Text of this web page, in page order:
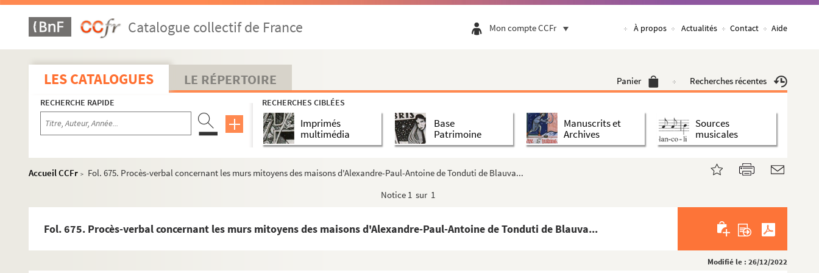
Catalogue collectif de France Mon compte CCFr À propos Actualités Contact Aide
LES CATALOGUES LE RÉPERTOIRE Panier Recherches récentes
RECHERCHE RAPIDE RECHERCHES CIBLÉES
Imprimés
multimédia
Base
Patrimoine
Manuscrits et
Archives
Sources
musicales
Accueil CCFr >
Fol. 675. Procès-verbal concernant les murs mitoyens des maisons d'Alexandre-Paul-Antoine de Tonduti de Blauva...
Notice 1 sur 1
Fol. 675. Procès-verbal concernant les murs mitoyens des maisons d'Alexandre-Paul-Antoine de Tonduti de Blauva...
Modifié le : 26/12/2022
Fol. 340. Constitution de rente par Pierre Pellegrin de Tonduti, auditeur de la Rote, à Esprit Combes
Fol. 344. Acquit du monastère Saint-Jean de Cavaillon en faveur de Pierre Pelegrin de Tonduti
Fol. 352. Vente d'une maison à Avignon, clos de Noguier, par Pierre-François Aubert, notaire, à Pierre Voulan
Fol. 364. Investiture d'une terre située à Avignon en faveur de Claude Girard de Cavaillon, et dont une rente ...
Fol. 368. Lettre écrite à Pierre Pelegrin de Tonduti au sujet d'une transaction
Fol. 382. Vente d'une terre située à Cavaillon par Henri de Fossa, notaire, à Pierre Pelegrin de Tonduti
Fol. 388. Constitution de rente par Jeanne de Richard en faveur de Pierre-Joseph de Siffredy
Fol. 470. Vente de deux maisons situées à Avignon, rue de la Bancasse, par Gilles Rocheron à Jean-Baptiste de ...